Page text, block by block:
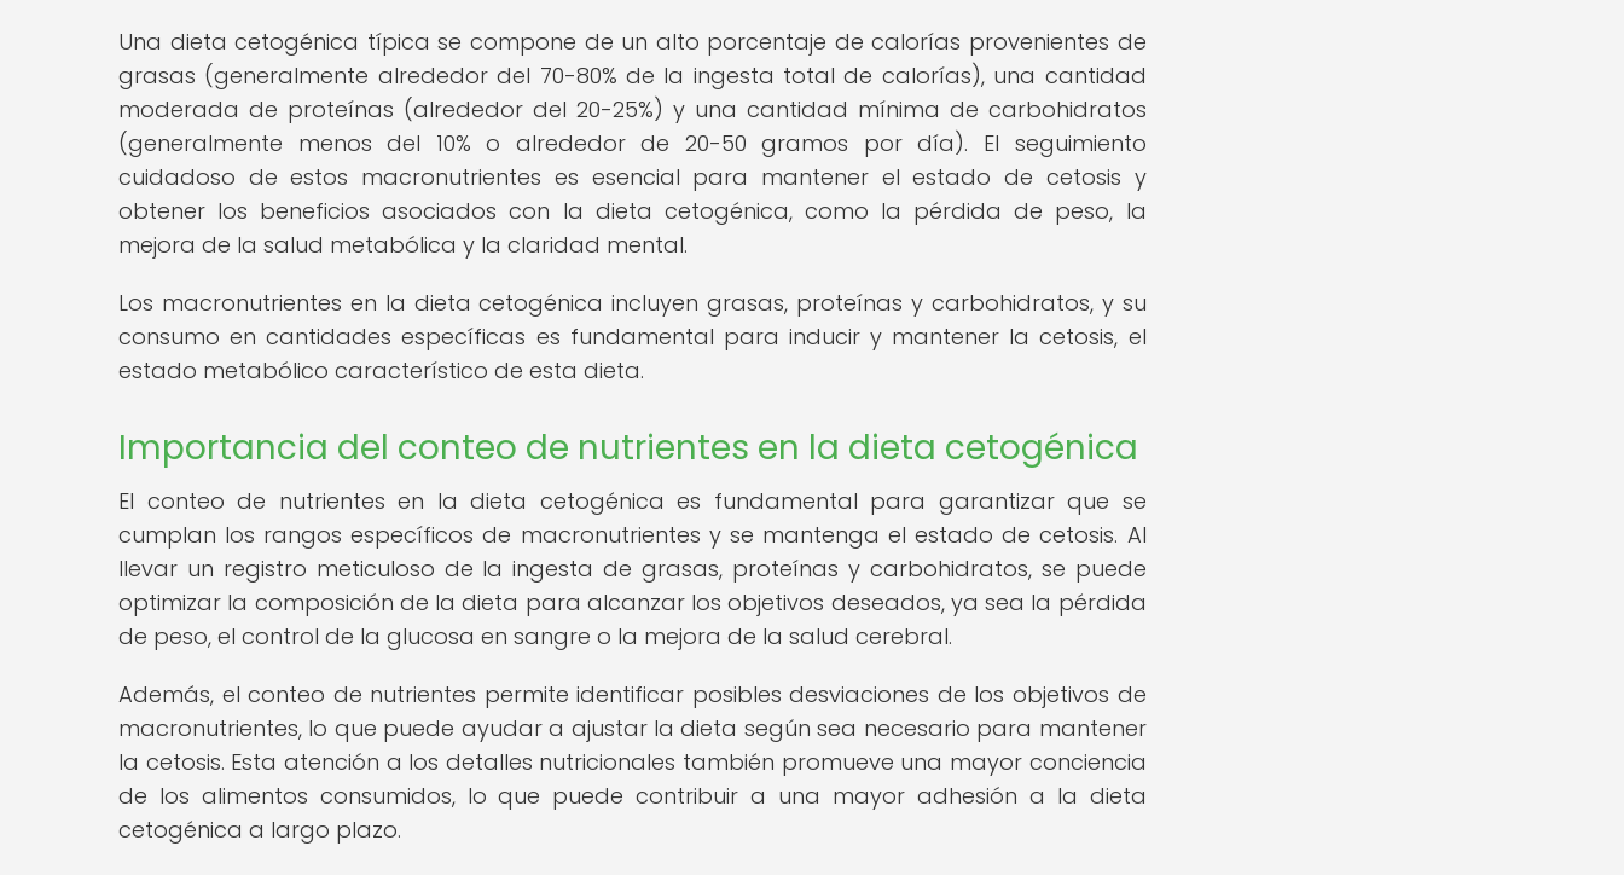
Una dieta cetogénica típica se compone de un alto porcentaje de calorías provenientes de
grasas (generalmente alrededor del 70-80% de la ingesta total de calorías), una cantidad
moderada de proteínas (alrededor del 20-25%) y una cantidad mínima de carbohidratos
(generalmente menos del 10% o alrededor de 20-50 gramos por día). El seguimiento
cuidadoso de estos macronutrientes es esencial para mantener el estado de cetosis y
obtener los beneficios asociados con la dieta cetogénica, como la pérdida de peso, la
mejora de la salud metabólica y la claridad mental.
Los macronutrientes en la dieta cetogénica incluyen grasas, proteínas y carbohidratos, y su
consumo en cantidades específicas es fundamental para inducir y mantener la cetosis, el
estado metabólico característico de esta dieta.
Importancia del conteo de nutrientes en la dieta cetogénica
El conteo de nutrientes en la dieta cetogénica es fundamental para garantizar que se
cumplan los rangos específicos de macronutrientes y se mantenga el estado de cetosis. Al
llevar un registro meticuloso de la ingesta de grasas, proteínas y carbohidratos, se puede
optimizar la composición de la dieta para alcanzar los objetivos deseados, ya sea la pérdida
de peso, el control de la glucosa en sangre o la mejora de la salud cerebral.
Además, el conteo de nutrientes permite identificar posibles desviaciones de los objetivos de
macronutrientes, lo que puede ayudar a ajustar la dieta según sea necesario para mantener
la cetosis. Esta atención a los detalles nutricionales también promueve una mayor conciencia
de los alimentos consumidos, lo que puede contribuir a una mayor adhesión a la dieta
cetogénica a largo plazo.